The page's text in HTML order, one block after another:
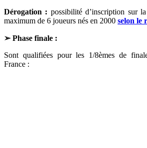
Dérogation : possibilité d’inscription sur
maximum de 6 joueurs nés en 2000 selon le
➢ Phase finale :
Sont qualifiées pour les 1/8èmes de
France :